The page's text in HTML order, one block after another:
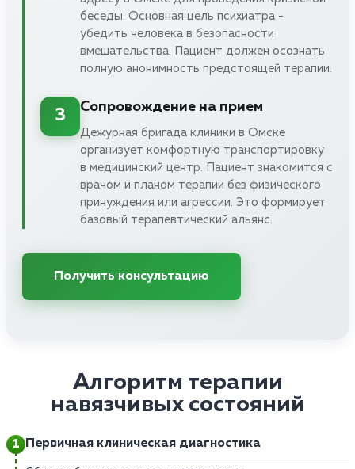
беседы. Основная цель психиатра -
убедить человека в безопасности
вмешательства. Пациент должен осознать
полную анонимность предстоящей терапии.
3
Сопровождение на прием
Дежурная бригада клиники в Омске
организует комфортную транспортировку
в медицинский центр. Пациент знакомится с
врачом и планом терапии без физического
принуждения или агрессии. Это формирует
базовый терапевтический альянс.
Получить консультацию
Алгоритм терапии
навязчивых состояний
Первичная клиническая диагностика